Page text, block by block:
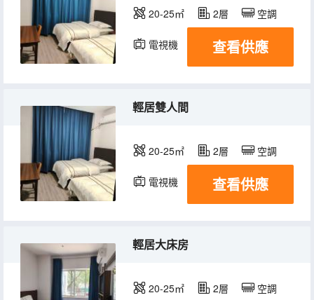
20-25㎡ 2層 空調
電視機 查看供應
輕居雙人間
20-25㎡ 2層 空調
電視機 查看供應
輕居大床房
20-25㎡ 2層 空調